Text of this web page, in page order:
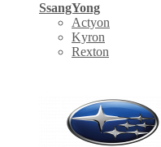
SsangYong
Actyon
Kyron
Rexton